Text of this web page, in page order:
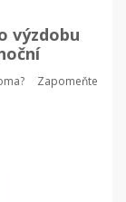
výzdobu
Zapomeňte